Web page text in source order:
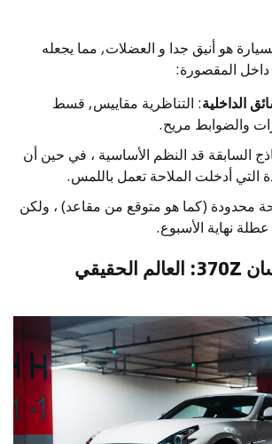
هو أنيق جدا و العضلات, مما يجعله
المقصورة:
الداخلية: التناظرية مقاييس, قسط
والضوابط مريح.
السابقة قد النظم الأساسية ، في حين أن
التي أدخلت الملاحة تعمل باللمس.
محدودة (كما هو متوقع من مقاعد) ، ولكن
نهاية الأسبوع.
قيادة سيارة نيسان 370Z: العالم الحقيقي